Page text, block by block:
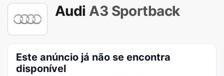
Audi A3 Sportback
Este anúncio já não se encontra
disponível